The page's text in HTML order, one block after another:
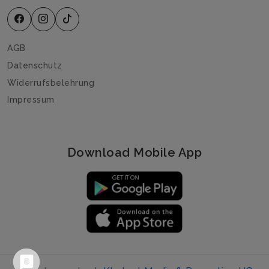
AGB
Datenschutz
Widerrufsbelehrung
Impressum
Download Mobile App